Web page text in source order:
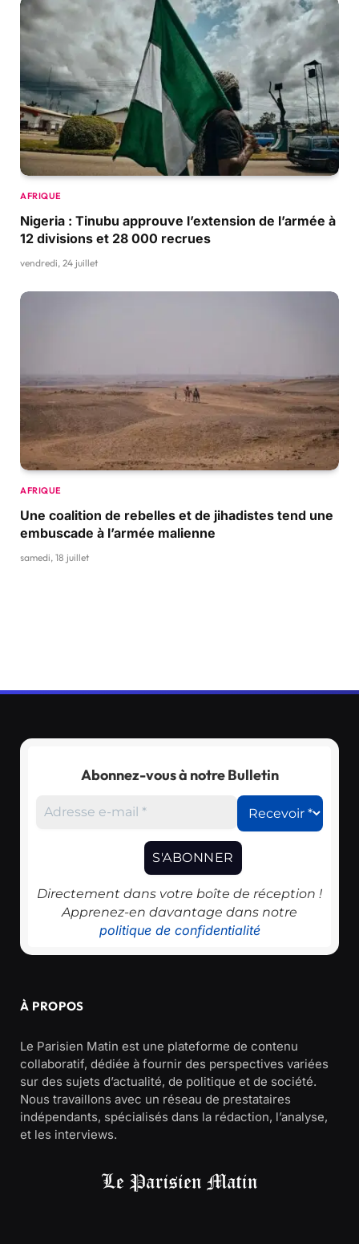
AFRIQUE
Nigeria : Tinubu approuve l’extension de l’armée à
12 divisions et 28 000 recrues
vendredi, 24 juillet
AFRIQUE
Une coalition de rebelles et de jihadistes tend une
embuscade à l’armée malienne
samedi, 18 juillet
Abonnez-vous à notre Bulletin
Directement dans votre boîte de réception !
Apprenez-en davantage dans notre
politique de confidentialité
À PROPOS
Le Parisien Matin est une plateforme de contenu
collaboratif, dédiée à fournir des perspectives variées
sur des sujets d’actualité, de politique et de société.
Nous travaillons avec un réseau de prestataires
indépendants, spécialisés dans la rédaction, l’analyse,
et les interviews.